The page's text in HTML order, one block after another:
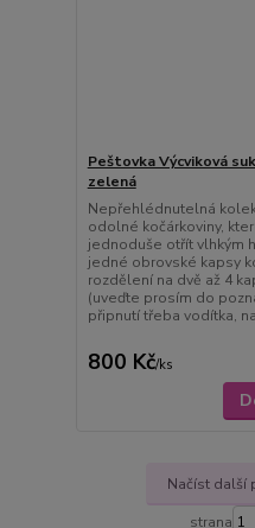
Peštovka Výcviková
zelená
Nepřehlédnutelná
odolné kočárkoviny,
jednoduše otřít vlhkým
jedné obrovské kapsy
rozdělení na dvě až 4
(uveďte prosím do
připnutí třeba vodítka,
800 Kč/ks
Načíst další
strana